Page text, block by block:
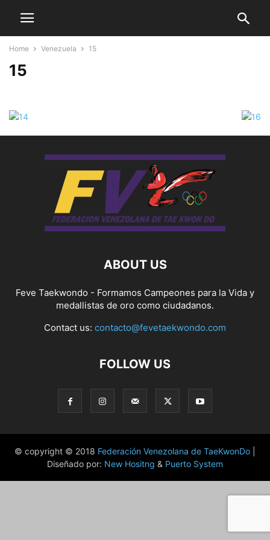
Home Venezuela 15
15
ABOUT US
Feve Taekwondo - Formamos Campeones para la Vida y
medallistas de oro como ciudadanos.
Contact us: contacto@fevetaekwondo.com
FOLLOW US
© copyright © 2018 Federación Venezolana de TaeKwonDo
Diseñado por: New Hositng & Puerto System